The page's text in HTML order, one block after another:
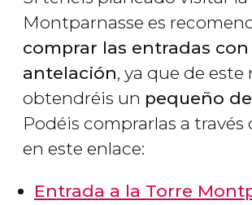
Montparnasse es
comprar las entradas con
antelación, ya que de este
obtendréis un pequeño
Podéis comprarlas a través
en este enlace:
Entrada a la Torre